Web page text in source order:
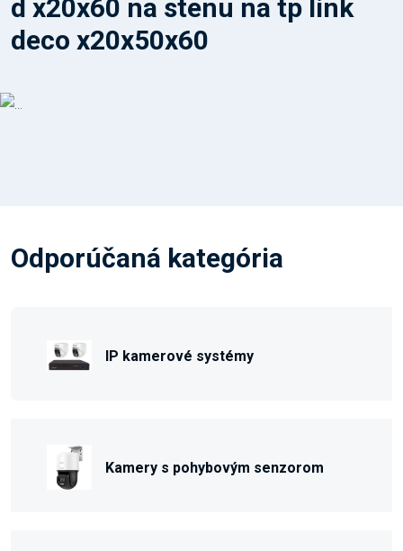
d x20x60 na stenu na tp link
deco x20x50x60
Odporúčaná kategória
IP kamerové systémy
Kamery s pohybovým senzorom